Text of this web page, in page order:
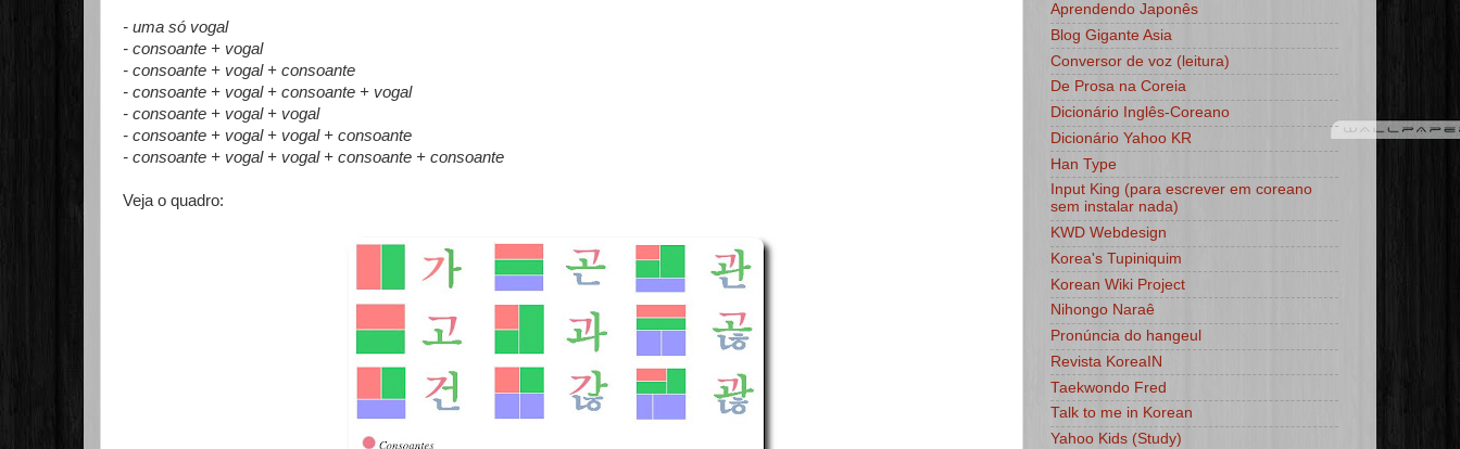
- uma só vogal
- consoante + vogal
- consoante + vogal + consoante
- consoante + vogal + consoante + vogal
- consoante + vogal + vogal
- consoante + vogal + vogal + consoante
- consoante + vogal + vogal + consoante + consoante
Veja o quadro:
Aprendendo Japonês
Blog Gigante Asia
Conversor de voz (leitura)
De Prosa na Coreia
Dicionário Inglês-Coreano
Dicionário Yahoo KR
Han Type
Input King (para escrever em coreano
sem instalar nada)
KWD Webdesign
Korea's Tupiniquim
Korean Wiki Project
Nihongo Naraê
Pronúncia do hangeul
Revista KoreaIN
Taekwondo Fred
Talk to me in Korean
Yahoo Kids (Study)